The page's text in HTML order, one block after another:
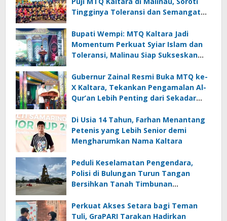
Tingginya Toleransi dan Semangat
Bupati Wempi: MTQ Kaltara Jadi
Momentum Perkuat Syiar Islam dan
Toleransi, Malinau Siap Sukseskan
Gubernur Zainal Resmi Buka MTQ ke-
X Kaltara, Tekankan Pengamalan Al-
Qur’an Lebih Penting dari Sekadar
Di Usia 14 Tahun, Farhan Menantang
Petenis yang Lebih Senior demi
Mengharumkan Nama Kaltara
Peduli Keselamatan Pengendara,
Polisi di Bulungan Turun Tangan
Bersihkan Tanah Timbunan
Perkuat Akses Setara bagi Teman
Tuli, GraPARI Tarakan Hadirkan